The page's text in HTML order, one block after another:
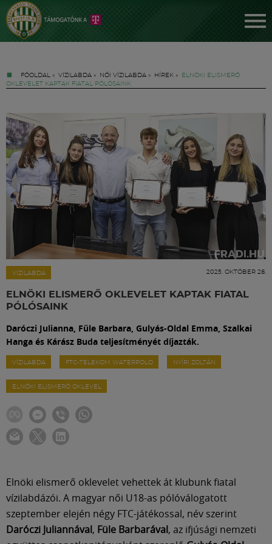
FŐOLDAL » VÍZILABDA » NŐI VÍZILABDA » HÍREK »
ELNÖKI ELISMERŐ
OKLEVELET KAPTAK FIATAL PÓLÓSAINK
VÍZILABDA 2025. OKTÓBER 28.
ELNÖKI ELISMERŐ OKLEVELET KAPTAK FIATAL
PÓLÓSAINK
Daróczi Julianna, Füle Barbara, Gulyás-Oldal Emma, Szalkai
Hanga és Kárász Buda teljesítményét díjazták.
VÍZILABDA FTC-TELEKOM WATERPOLO NYÍRI ZOLTÁN
ELNÖKI ELISMERŐ OKLEVÉL
Elnöki elismerő oklevelet vehettek át klubunk fiatal
vízilabdázói. A magyar női U18-as pólóválogatott
szeptember elején négy FTC-játékossal, név szerint
Daróczi Juliannával, Füle Barbarával, az ifjúsági nemzeti
Jegyek
FM YouTube +
Labdarúgás
Meccscenter
Klub
Szolgáltatások
Közösség